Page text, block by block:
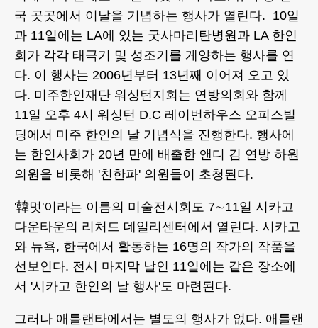
국 곳곳에서 이날을 기념하는 행사가 열린다. 10일
과 11일에는 LA에 있는 굿사마리탄병원과 LA 한인
회가 각각 태극기 및 성조기를 게양하는 행사를 연
다. 이 행사는 2006년부터 13년째 이어져 오고 있
다. 미주한인재단 워싱턴지회는 연방의회와 함께
11일 오후 4시 워싱턴 D.C 레이번하우스 오피스빌
딩에서 미주 한인의 날 기념식을 진행한다. 행사에
는 한인사회가 20년 만에 배출한 앤디 김 연방 하원
의원을 비롯해 '친한파' 의원들이 초청된다.
'韓멋'이라는 이름의 미술전시회도 7∼11일 시카고
다운타운의 리처드 데일리센터에서 열린다. 시카고
와 뉴욕, 한국에서 활동하는 16명의 작가의 작품을
선보인다. 전시 마지막 날인 11일에는 같은 장소에
서 '시카고 한인의 날 행사'도 마련된다.
그러나 애틀랜타에서는 별도의 행사가 없다. 애틀랜